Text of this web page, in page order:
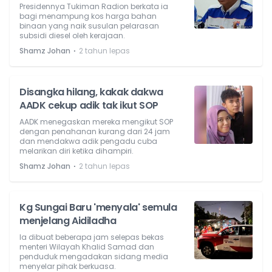
Presidennya Tukiman Radion berkata ia
bagi menampung kos harga bahan
binaan yang naik susulan pelarasan
subsidi diesel oleh kerajaan.
Shamz Johan ⋅ 2 tahun lepas
Disangka hilang, kakak dakwa
AADK cekup adik tak ikut SOP
AADK menegaskan mereka mengikut SOP
dengan penahanan kurang dari 24 jam
dan mendakwa adik pengadu cuba
melarikan diri ketika dihampiri.
Shamz Johan ⋅ 2 tahun lepas
Kg Sungai Baru 'menyala' semula
menjelang Aidiladha
Ia dibuat beberapa jam selepas bekas
menteri Wilayah Khalid Samad dan
penduduk mengadakan sidang media
menyelar pihak berkuasa.